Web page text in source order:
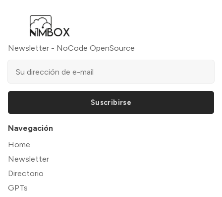
Newsletter - NoCode OpenSource
Suscribirse
Navegación
Home
Newsletter
Directorio
GPTs